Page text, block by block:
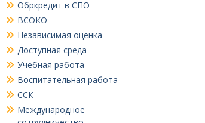
Обркредит в СПО
ВСОКО
Независимая оценка
Доступная среда
Учебная работа
Воспитательная работа
ССК
Международное